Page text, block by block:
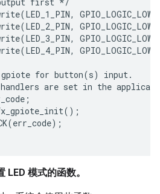
for button(s) input.
are set in the
LED 模式的函数。